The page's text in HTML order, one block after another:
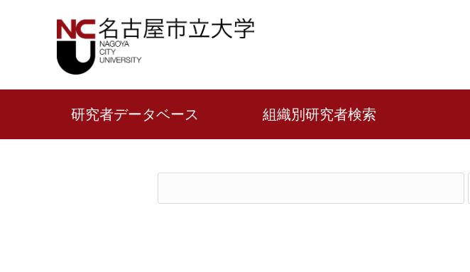
研究者データベース 組織別研究者検索